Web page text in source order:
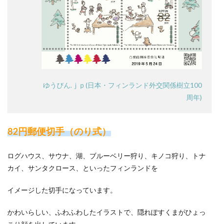
ゆうびん.ｊｐ(日本・フィンランド外交関係樹立100
周年)
82円郵便切手（のり式）
ログハウス、サウナ、湖、ブルーベリー狩り、キノコ狩り、トナ
カイ、サンタクロース、といったフィンランドを
イメージした切手になっています。
かわいらしい、ふわふわしたイラストで、隠れぽすくまがひょっ